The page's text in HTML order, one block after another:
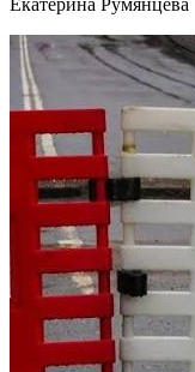
Екатерина Румянцева